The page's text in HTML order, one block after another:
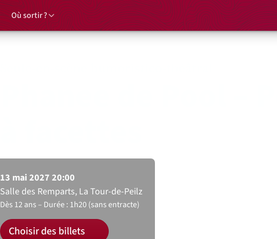
Où sortir ?
13 mai 2027 20:00
Salle des Remparts, La Tour-de-Peilz
Dès 12 ans Durée : 1h20 (sans entracte)
Choisir des billets